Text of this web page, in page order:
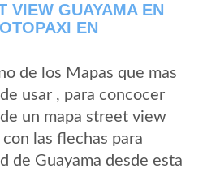
VIEW GUAYAMA EN
EN
de los Mapas que mas
usar , para concocer
un mapa street view
las flechas para
de Guayama desde esta